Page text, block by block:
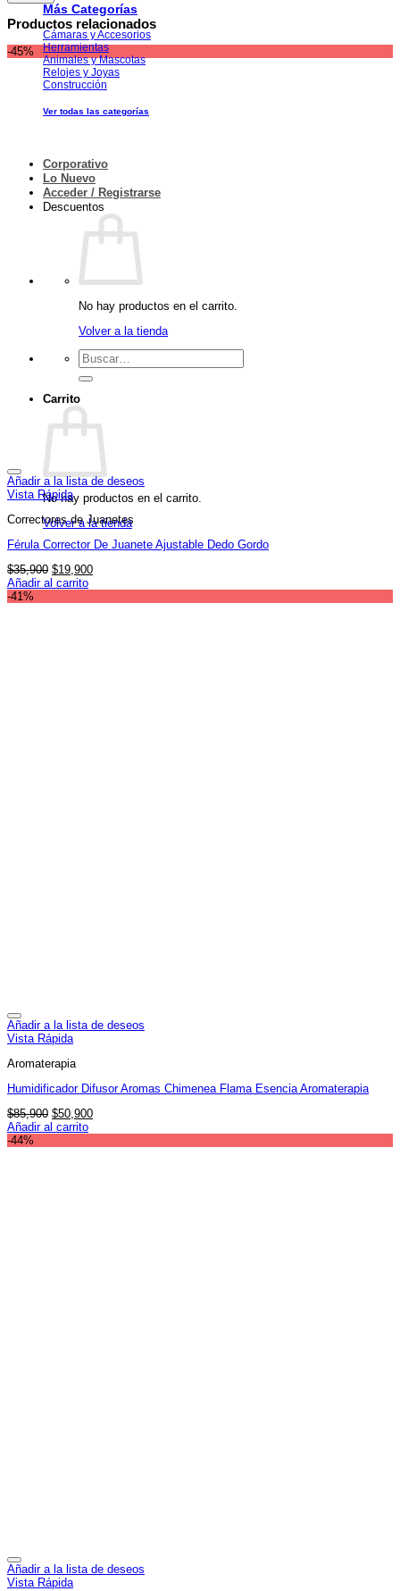
Más Categorías
Cámaras y Accesorios
Herramientas
Animales y Mascotas
Relojes y Joyas
Construcción
Ver todas las categorías
Corporativo
Lo Nuevo
Acceder / Registrarse
Descuentos
No hay productos en el carrito.
Volver a la tienda
Buscar
por:
Carrito
No hay productos en el carrito.
Volver a la tienda
Productos relacionados
-45%
Añadir a la lista de deseos
Vista Rápida
Correctores de Juanetes
Férula Corrector De Juanete Ajustable Dedo Gordo
$35,900 El
precio
$19,900El
Añadir al carrito
-41%
Añadir a la lista de deseos
Vista Rápida
Aromaterapia
Humidificador Difusor Aromas Chimenea Flama Esencia Aromaterapia
$85,900 El
precio
$50,900El
Añadir al carrito
-44%
Añadir a la lista de deseos
Vista Rápida